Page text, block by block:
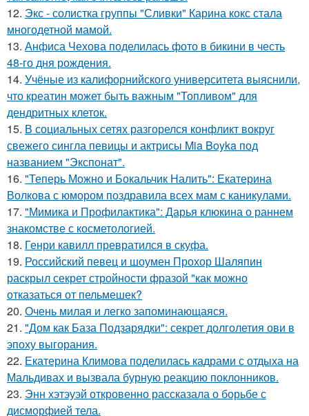
12. Экс - солистка группы "Сливки" Карина кокс стала
многодетной мамой.
13. Анфиса Чехова поделилась фото в бикини в честь
48-го дня рождения.
14. Учёные из калифорнийского университета выяснили,
что креатин может быть важным "Топливом" для
дендритных клеток.
15. В социальных сетях разгорелся конфликт вокруг
свежего сингла певицы и актрисы Mia Boyka под
названием "Экспонат".
16. "Теперь Можно и Бокальчик Налить": Екатерина
Волкова с юмором поздравила всех мам с каникулами.
17. "Мимика и Профилактика": Дарья клюкина о раннем
знакомстве с косметологией.
18. Генри кавилл превратился в скуфа.
19. Российский певец и шоумен Прохор Шаляпин
раскрыл секрет стройности фразой "как можно
отказаться от пельмешек?
20. Очень милая и легко запоминающаяся.
21. "Дом как База Подзарядки": секрет долголетия ови в
эпоху выгорания.
22. Екатерина Климова поделилась кадрами с отдыха на
Мальдивах и вызвала бурную реакцию поклонников.
23. Энн хэтэуэй откровенно рассказала о борьбе с
дисморфией тела.